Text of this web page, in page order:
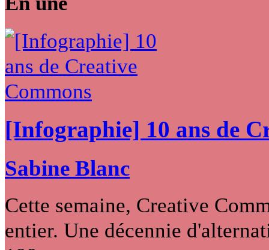
[Infographie] 10 ans de
Sabine Blanc
Cette semaine, Creative
entier. Une décennie